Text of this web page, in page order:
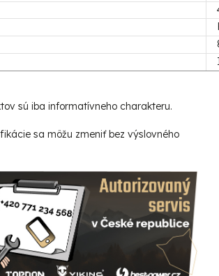
sú iba informatívneho charakteru.
sa môžu zmeniť bez výslovného